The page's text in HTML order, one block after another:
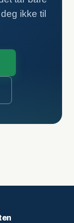
ikke til